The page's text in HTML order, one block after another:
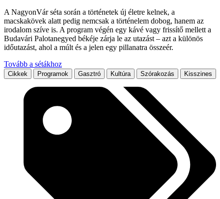
A NagyonVár séta során a történetek új életre kelnek, a
macskakövek alatt pedig nemcsak a történelem dobog, hanem az
irodalom szíve is. A program végén egy kávé vagy frissítő mellett a
Budavári Palotanegyed békéje zárja le az utazást – azt a különös
időutazást, ahol a múlt és a jelen egy pillanatra összeér.
Tovább a sétákhoz
Cikkek Programok Gasztró Kultúra Szórakozás Kisszines